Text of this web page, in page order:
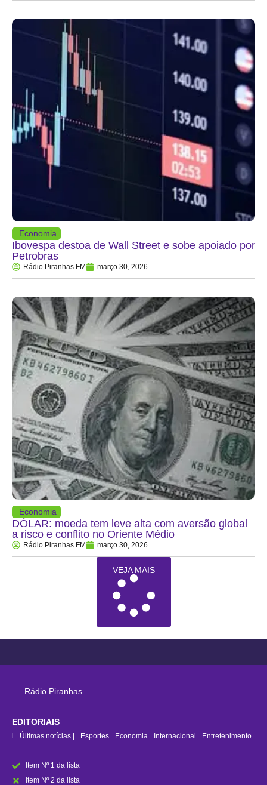
Economia
Ibovespa destoa de Wall Street e sobe apoiado por
Petrobras
Rádio Piranhas FM março 30, 2026
Economia
DÓLAR: moeda tem leve alta com aversão global
a risco e conflito no Oriente Médio
Rádio Piranhas FM março 30, 2026
VEJA MAIS
Rádio Piranhas
EDITORIAIS
Últimas notícias | Esportes Economia Internacional Entretenimento
Item Nº 1 da lista
Item Nº 2 da lista